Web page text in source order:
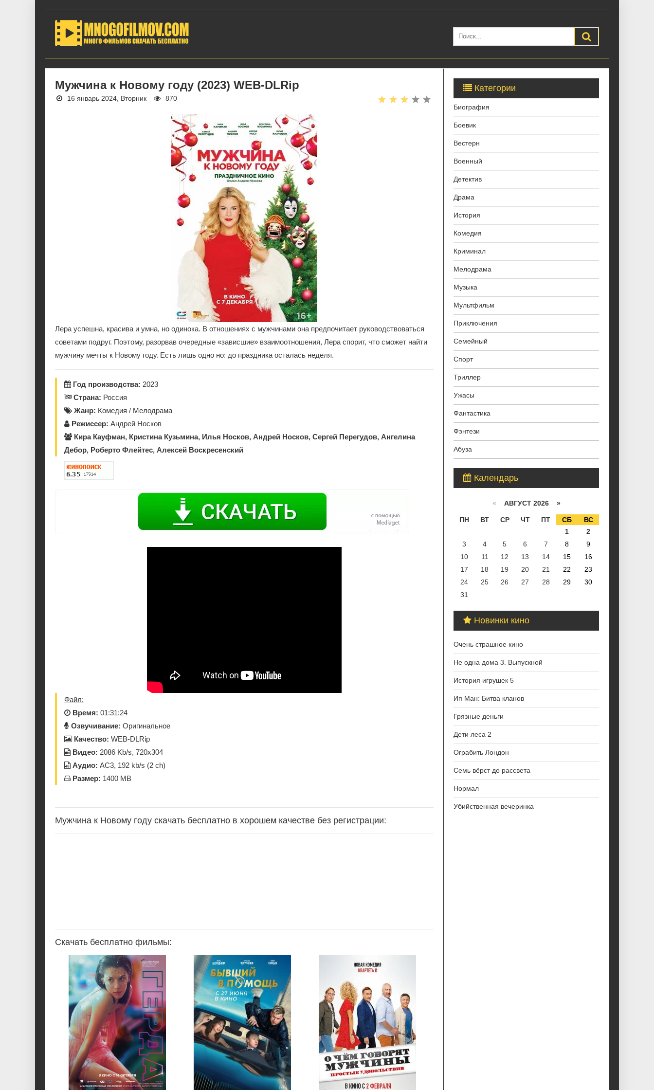
Мужчина к Новому году (2023) WEB-DLRip
16 январь 2024, Вторник 870
Лера успешна, красива и умна, но одинока. В отношениях с мужчинами она предпочитает руководствоваться
советами подруг. Поэтому, разорвав очередные «зависшие» взаимоотношения, Лера спорит, что сможет найти
мужчину мечты к Новому году. Есть лишь одно но: до праздника осталась неделя.
Год производства: 2023
Страна: Россия
Жанр: Комедия / Мелодрама
Режиссер: Андрей Носков
Кира Кауфман, Кристина Кузьмина, Илья Носков, Андрей Носков, Сергей Перегудов, Ангелина
Дебор, Роберто Флейтес, Алексей Воскресенский
Файл:
Время: 01:31:24
Озвучивание: Оригинальное
Качество: WEB-DLRip
Видео: 2086 Kb/s, 720x304
Аудио: AC3, 192 kb/s (2 ch)
Размер: 1400 MB
Мужчина к Новому году скачать бесплатно в хорошем качестве без регистрации:
Скачать бесплатно фильмы:
Категории
Биография
Боевик
Вестерн
Военный
Детектив
Драма
История
Комедия
Криминал
Мелодрама
Музыка
Мультфильм
Приключения
Семейный
Спорт
Триллер
Ужасы
Фантастика
Фэнтези
Абуза
Календарь
« АВГУСТ 2026 »
ПН ВТ СР ЧТ ПТ СБ
ВС
1
2
3
4 5 6 7 8
9
10
11 12 13 14 15
16
17
18 19 20 21 22
23
24
25 26 27 28 29
30
31
Новинки кино
Очень страшное кино
Не одна дома 3. Выпускной
История игрушек 5
Ип Ман: Битва кланов
Грязные деньги
Дети леса 2
Ограбить Лондон
Семь вёрст до рассвета
Нормал
Убийственная вечеринка